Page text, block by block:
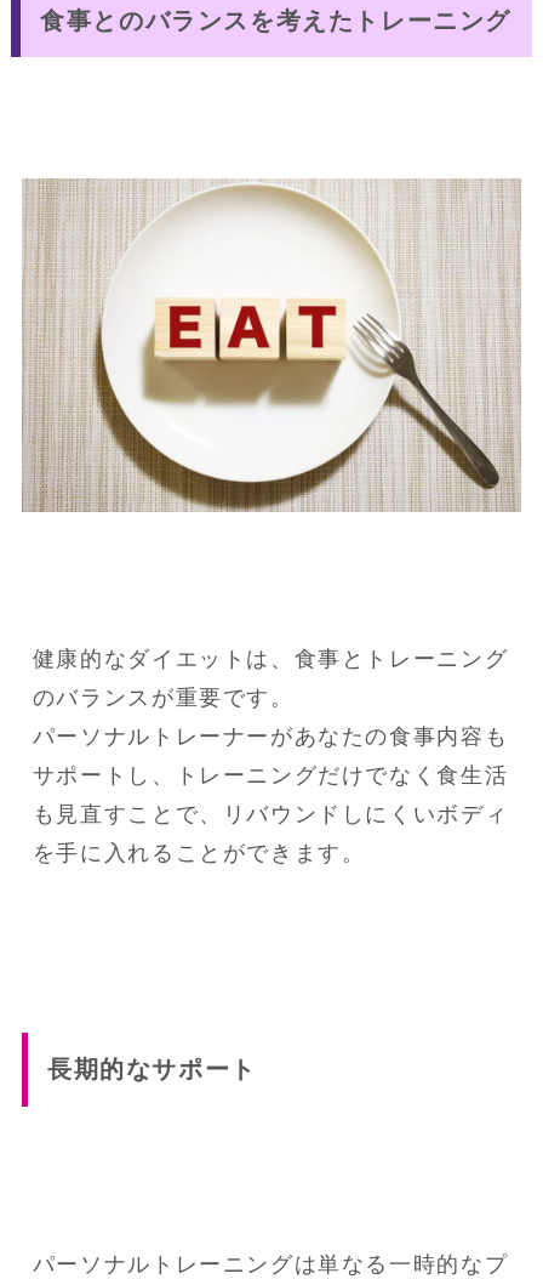
食事とのバランスを考えたトレーニング
健康的なダイエットは、食事とトレーニング
のバランスが重要です。
パーソナルトレーナーがあなたの食事内容も
サポートし、トレーニングだけでなく食生活
も見直すことで、リバウンドしにくいボディ
を手に入れることができます。
長期的なサポート
パーソナルトレーニングは単なる一時的なプ